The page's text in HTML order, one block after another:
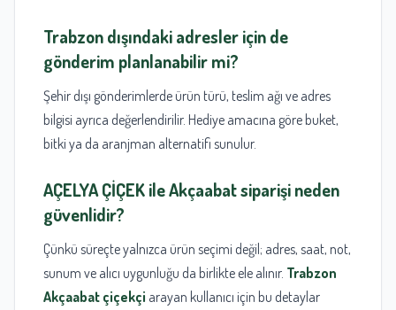
Trabzondışındaki adresler için de
gönderim planlanabilir mi?
Şehir dışı gönderimlerde ürün türü, teslim ağı ve adres
bilgisi ayrıca değerlendirilir. Hediye amacına göre buket,
bitki ya da aranjman alternatifi sunulur.
AÇELYA ÇİÇEKile Akçaabat siparişi neden
güvenlidir?
Çünkü süreçte yalnızca ürün seçimi değil; adres, saat, not,
sunum ve alıcı uygunluğu da birlikte ele alınır. Trabzon
Akçaabat çiçekçi arayan kullanıcı için bu detaylar